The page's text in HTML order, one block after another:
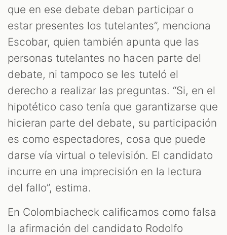
que en ese debate deban participar o
estar presentes los tutelantes”, menciona
Escobar, quien también apunta que las
personas tutelantes no hacen parte del
debate, ni tampoco se les tuteló el
derecho a realizar las preguntas. “Si, en el
hipotético caso tenía que garantizarse que
hicieran parte del debate, su participación
es como espectadores, cosa que puede
darse vía virtual o televisión. El candidato
incurre en una imprecisión en la lectura
del fallo”, estima.
En Colombiacheck calificamos como falsa
la afirmación del candidato Rodolfo